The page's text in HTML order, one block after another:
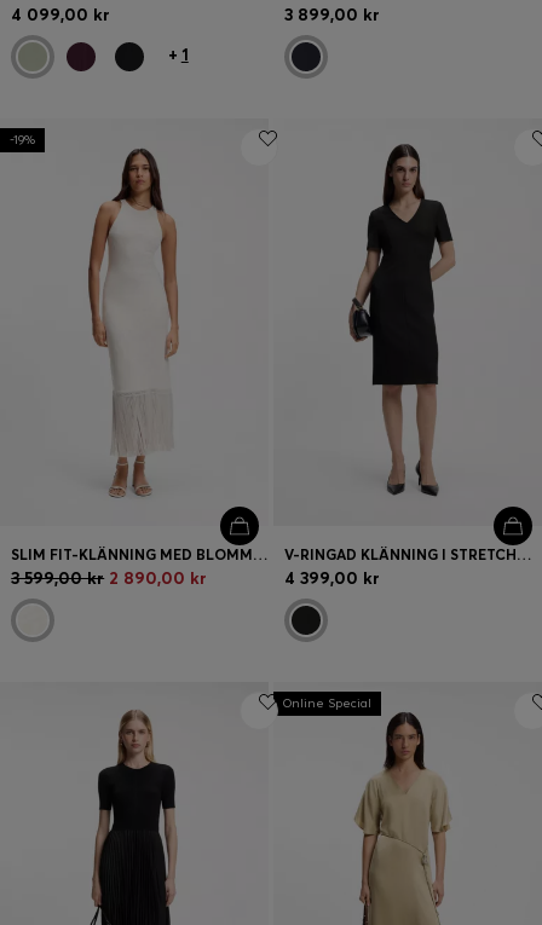
4 099,00 kr
+ 1
3 899,00 kr
-19%
SLIM FIT-KLÄNNING MED BLOMMIGT MÖNSTER OCH FRANSAR NEDTILL
3 599,00 kr 2 890,00 kr
V-RINGAD KLÄNNING I STRETCHMATERIAL
4 399,00 kr
Online Special